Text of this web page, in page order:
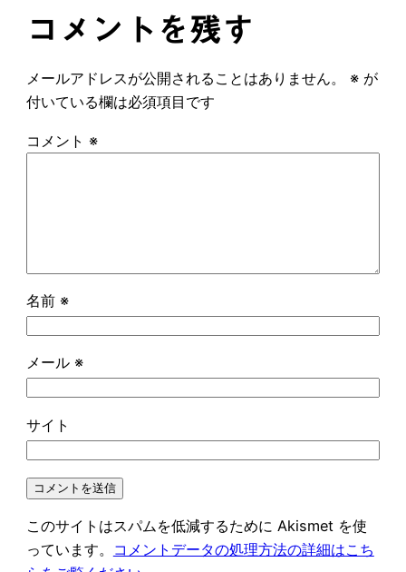
コメントを残す
メールアドレスが公開されることはありません。 ※が
付いている欄は必須項目です
コメント ※
名前 ※
メール ※
サイト
このサイトはスパムを低減するために Akismet を使
っています。
コメントデータの処理方法の詳細はこち